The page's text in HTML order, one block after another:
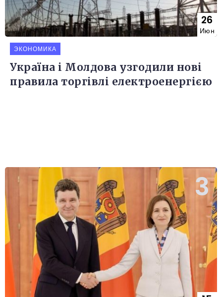
26
Июн
ЭКОНОМИКА
Україна і Молдова узгодили нові
правила торгівлі електроенергією